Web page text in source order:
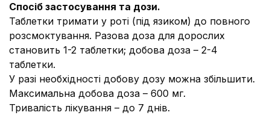
Спосіб застосування та дози.
Таблетки тримати у роті (під язиком) до повного
розсмоктування. Разова доза для дорослих
становить 1-2 таблетки; добова доза – 2-4
таблетки.
У разі необхідності добову дозу можна збільшити.
Максимальна добова доза – 600 мг.
Тривалість лікування – до 7 днів.